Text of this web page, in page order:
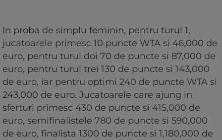
In proba de simplu feminin, pentru turul 1,
jucatoarele primesc 10 puncte WTA si 46,000 de
euro, pentru turul doi 70 de puncte si 87,000 de
euro, pentru turul trei 130 de puncte si 143,000
de euro, iar pentru optimi 240 de puncte WTA si
243,000 de euro. Jucatoarele care ajung in
sferturi primesc 430 de puncte si 415,000 de
euro, semifinalistele 780 de puncte si 590,000
de euro, finalista 1300 de puncte si 1,180,000 de